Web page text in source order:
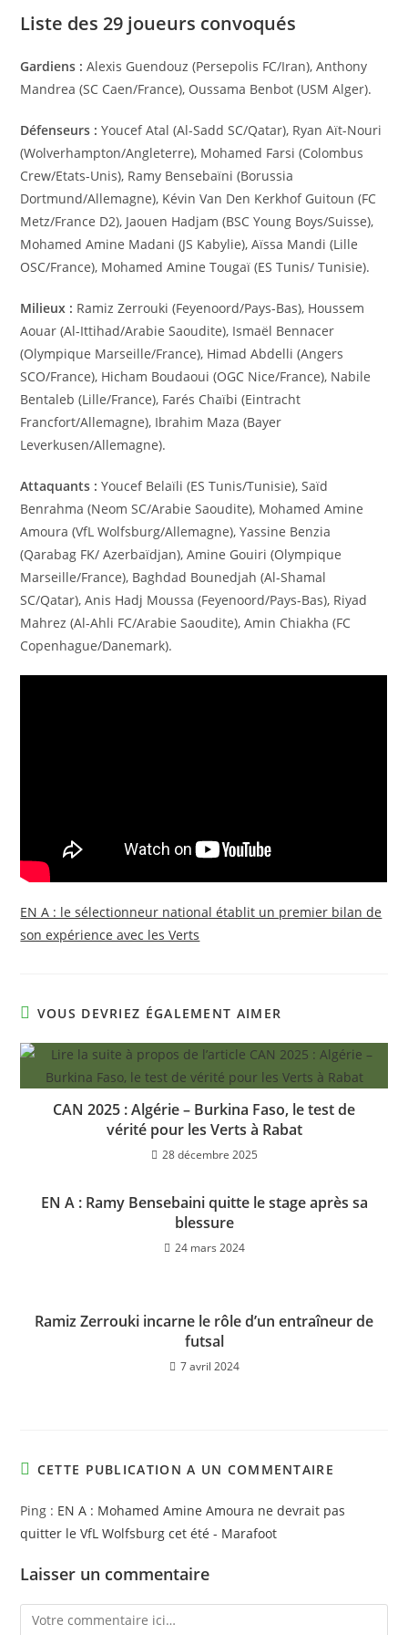
Liste des 29 joueurs convoqués
Gardiens : Alexis Guendouz (Persepolis FC/Iran), Anthony
Mandrea (SC Caen/France), Oussama Benbot (USM Alger).
Défenseurs : Youcef Atal (Al-Sadd SC/Qatar), Ryan Aït-Nouri
(Wolverhampton/Angleterre), Mohamed Farsi (Colombus
Crew/Etats-Unis), Ramy Bensebaïni (Borussia
Dortmund/Allemagne), Kévin Van Den Kerkhof Guitoun (FC
Metz/France D2), Jaouen Hadjam (BSC Young Boys/Suisse),
Mohamed Amine Madani (JS Kabylie), Aïssa Mandi (Lille
OSC/France), Mohamed Amine Tougaï (ES Tunis/ Tunisie).
Milieux : Ramiz Zerrouki (Feyenoord/Pays-Bas), Houssem
Aouar (Al-Ittihad/Arabie Saoudite), Ismaël Bennacer
(Olympique Marseille/France), Himad Abdelli (Angers
SCO/France), Hicham Boudaoui (OGC Nice/France), Nabile
Bentaleb (Lille/France), Farés Chaïbi (Eintracht
Francfort/Allemagne), Ibrahim Maza (Bayer
Leverkusen/Allemagne).
Attaquants : Youcef Belaïli (ES Tunis/Tunisie), Saïd
Benrahma (Neom SC/Arabie Saoudite), Mohamed Amine
Amoura (VfL Wolfsburg/Allemagne), Yassine Benzia
(Qarabag FK/ Azerbaïdjan), Amine Gouiri (Olympique
Marseille/France), Baghdad Bounedjah (Al-Shamal
SC/Qatar), Anis Hadj Moussa (Feyenoord/Pays-Bas), Riyad
Mahrez (Al-Ahli FC/Arabie Saoudite), Amin Chiakha (FC
Copenhague/Danemark).
EN A : le sélectionneur national établit un premier bilan de
son expérience avec les Verts
VOUS DEVRIEZ ÉGALEMENT AIMER
CAN 2025 : Algérie – Burkina Faso, le test de
vérité pour les Verts à Rabat
28 décembre 2025
EN A : Ramy Bensebaini quitte le stage après sa
blessure
24 mars 2024
Ramiz Zerrouki incarne le rôle d’un entraîneur de
futsal
7 avril 2024
CETTE PUBLICATION A UN COMMENTAIRE
Ping : EN A : Mohamed Amine Amoura ne devrait pas
quitter le VfL Wolfsburg cet été - Marafoot
Laisser un commentaire
Comment